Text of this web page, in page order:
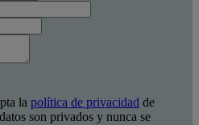
la política de privacidad de
son privados y nunca se